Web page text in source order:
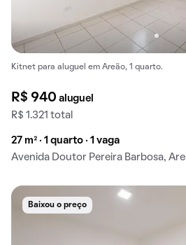
Kitnet para aluguel em Areão, 1 quarto.
R$ 940aluguel
R$ 1.321 total
27 m² · 1 quarto · 1 vaga
Avenida Doutor Pereira Barbosa,
Baixou o preço